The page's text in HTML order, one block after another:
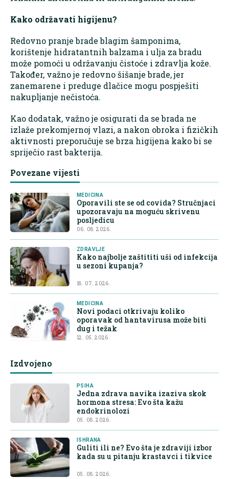
Kako održavati higijenu?
Redovno pranje brade blagim šamponima,
korištenje hidratantnih balzama i ulja za bradu
može pomoći u održavanju čistoće i zdravlja kože.
Također, važno je redovno šišanje brade, jer
zanemarene i preduge dlačice mogu pospješiti
nakupljanje nečistoća.
Kao dodatak, važno je osigurati da se brada ne
izlaže prekomjernoj vlazi, a nakon obroka i fizičkih
aktivnosti preporučuje se brza higijena kako bi se
spriječio rast bakterija.
Povezane vijesti
MEDICINA
Oporavili ste se od covida? Stručnjaci
upozoravaju na moguću skrivenu
posljedicu
06. 08. 2026.
ZDRAVLJE
Kako najbolje zaštititi uši od infekcija
u sezoni kupanja?
18. 07. 2026.
MEDICINA
Novi podaci otkrivaju koliko
oporavak od hantavirusa može biti
dug i težak
12. 05. 2026.
Izdvojeno
PSIHA
Jedna zdrava navika izaziva skok
hormona stresa: Evo šta kažu
endokrinolozi
05. 08. 2026.
ISHRANA
Guliti ili ne? Evo šta je zdraviji izbor
kada su u pitanju krastavci i tikvice
05. 08. 2026.